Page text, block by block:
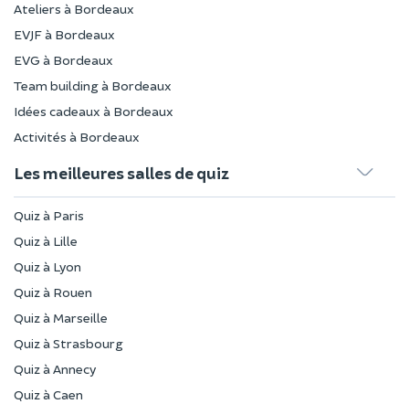
Ateliers à Bordeaux
EVJF à Bordeaux
EVG à Bordeaux
Team building à Bordeaux
Idées cadeaux à Bordeaux
Activités à Bordeaux
Les meilleures salles de quiz
Quiz à Paris
Quiz à Lille
Quiz à Lyon
Quiz à Rouen
Quiz à Marseille
Quiz à Strasbourg
Quiz à Annecy
Quiz à Caen